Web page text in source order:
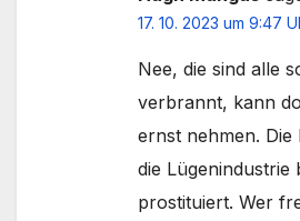
17. 10. 2023 um 9:47
Nee, die sind alle
verbrannt, kann
ernst nehmen.
die Lügenindustrie
prostituiert. Wer